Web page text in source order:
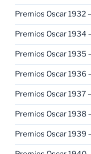
Premios Oscar 1932
Premios Oscar 1934
Premios Oscar 1935
Premios Oscar 1936
Premios Oscar 1937
Premios Oscar 1938
Premios Oscar 1939